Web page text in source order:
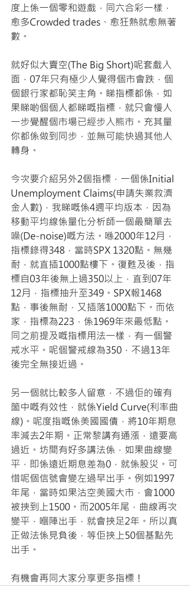
度上係一個零和遊戲，同六合彩一樣，
愈多Crowded trades、愈狂熱就愈無著
數。
就好似大賣空(The Big Short)呢套戲入
面，07年只有極少人覺得個市會跌，個
個銀行家都恥笑主角。睇指標都係，如
果睇啲個個人都睇嘅指標，就只會慢人
一步覺醒個市場已經步入熊市。充其量
你都係做到同步，並無可能快過其他人
轉身。
今次要介紹另外2個指標，一個係Initial
Unemployment Claims(申請失業救濟
金人數)，我睇嘅係4週平均版本，因為
移動平均線係量化分析師一個最簡單去
噪(De-noise)嘅方法。喺2000年12月，
指標錄得348，當時SPX 1320點。無幾
耐，就直插1000點樓下。復甦及後，指
標自03年後無上過350以上，直到07年
12月，指標抽升至349。SPX報1468
點，事後無耐，又插落1000點下。而依
家，指標為223，係1969年來最低點。
同之前提及嘅指標用法一樣，有一個警
戒水平。呢個警戒線為350，不過13年
後完全無接近過。
另一個就比較多人留意，不過佢的確有
箇中嘅有效性，就係Yield Curve(利率曲
線)。呢度指嘅係美國國債，將10年期息
率減去2年期。正常黎講有通漲，遠要高
過近。坊間有好多講法係，如果曲線變
平，即係遠近期息差為0，就係股災。可
惜呢個信號會變左過早出手。例如1997
年尾，當時如果沽空美國大市，會1000
被挾到上1500。而2005年尾，曲線再次
變平，嗰陣出手，就會挾足2年。所以真
正做法係見負後，等佢挾上50個基點先
出手。
有機會再同大家分享更多指標！